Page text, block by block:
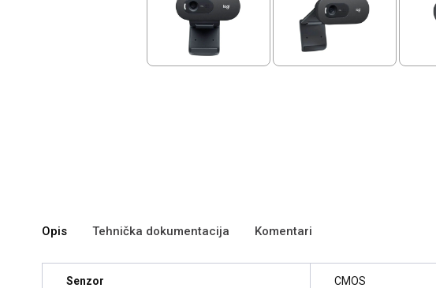
Opis Tehnička dokumentacija Komentari
Senzor CMOS